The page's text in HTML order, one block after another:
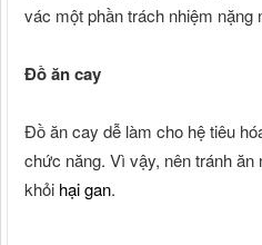
vác một phần trách nhiệm nặng
Đồ ăn cay
Đồ ăn cay dễ làm cho hệ tiêu
chức năng. Vì vậy, nên tránh
khỏi hại gan.